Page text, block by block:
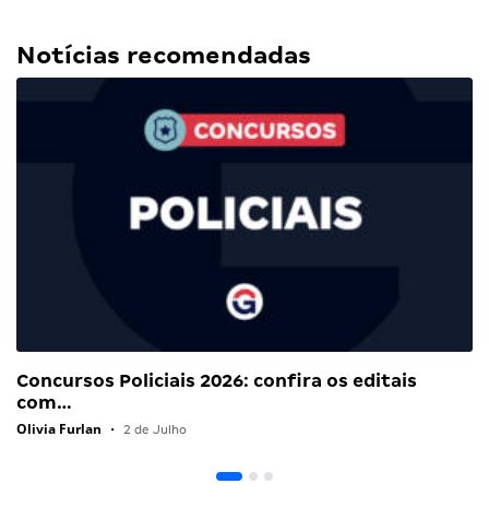
Notícias recomendadas
Concursos Policiais 2026: confira os editais
com…
Olivia Furlan • 2 de Julho